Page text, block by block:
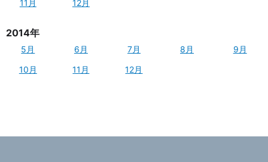
11月
12月
2014年
5月 6月 7月 8月
9月
10月
11月 12月